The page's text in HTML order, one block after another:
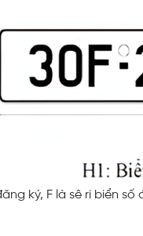
ký, F là sê ri biển